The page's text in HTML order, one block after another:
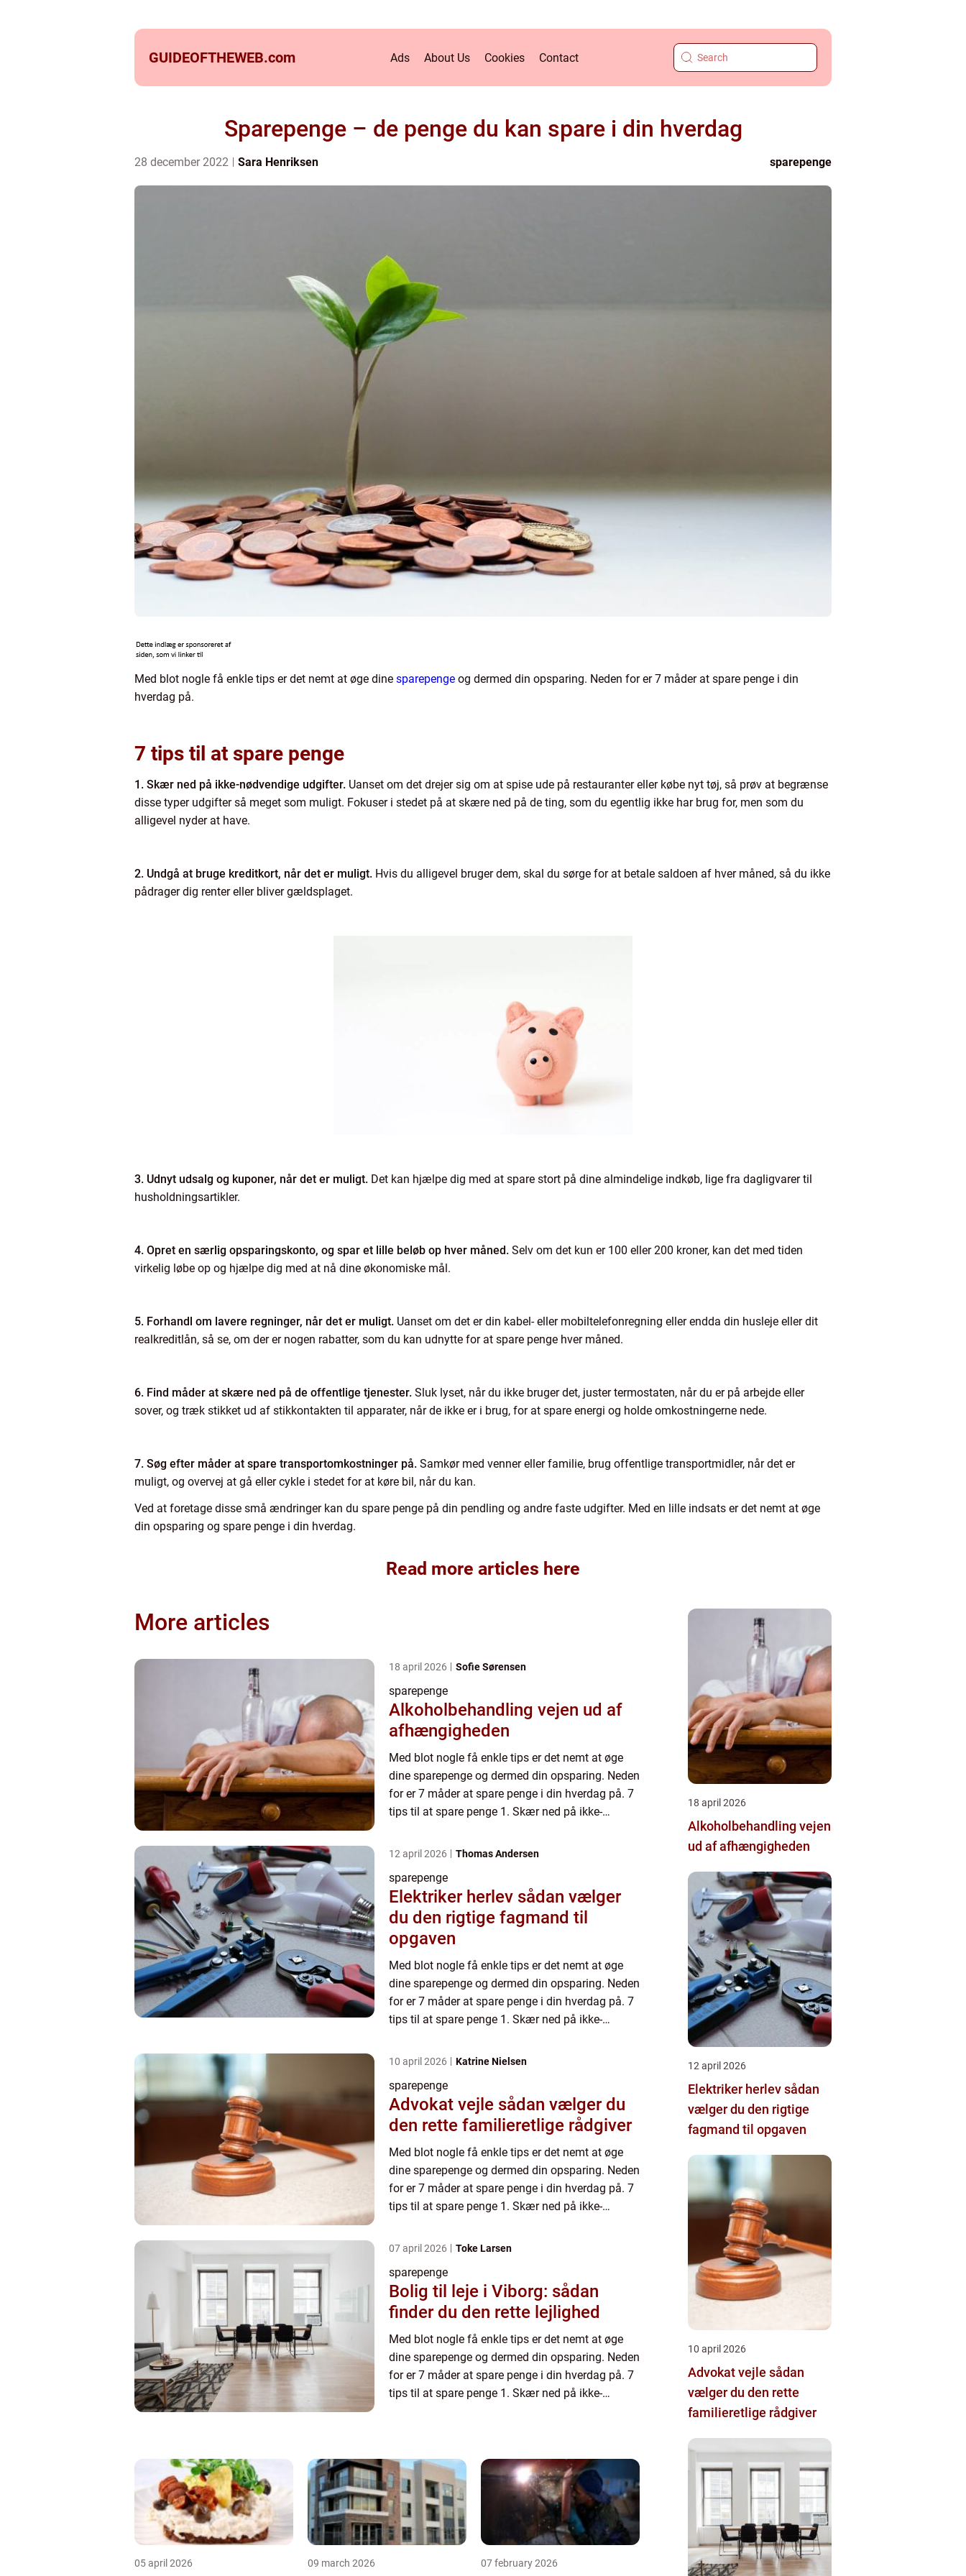
GUIDEOFTHEWEB.com Ads About Us Cookies Contact
Sparepenge – de penge du kan spare i din hverdag
28 december 2022 Sara Henriksen sparepenge
Med blot nogle få enkle tips er det nemt at øge dine sparepenge og dermed din opsparing. Neden for er 7 måder at spare penge i din
hverdag på.
7 tips til at spare penge
1. Skær ned på ikke-nødvendige udgifter. Uanset om det drejer sig om at spise ude på restauranter eller købe nyt tøj, så prøv at begrænse
disse typer udgifter så meget som muligt. Fokuser i stedet på at skære ned på de ting, som du egentlig ikke har brug for, men som du
alligevel nyder at have.
2. Undgå at bruge kreditkort, når det er muligt. Hvis du alligevel bruger dem, skal du sørge for at betale saldoen af hver måned, så du ikke
pådrager dig renter eller bliver gældsplaget.
3. Udnyt udsalg og kuponer, når det er muligt. Det kan hjælpe dig med at spare stort på dine almindelige indkøb, lige fra dagligvarer til
husholdningsartikler.
4. Opret en særlig opsparingskonto, og spar et lille beløb op hver måned. Selv om det kun er 100 eller 200 kroner, kan det med tiden
virkelig løbe op og hjælpe dig med at nå dine økonomiske mål.
5. Forhandl om lavere regninger, når det er muligt. Uanset om det er din kabel- eller mobiltelefonregning eller endda din husleje eller dit
realkreditlån, så se, om der er nogen rabatter, som du kan udnytte for at spare penge hver måned.
6. Find måder at skære ned på de offentlige tjenester. Sluk lyset, når du ikke bruger det, juster termostaten, når du er på arbejde eller
sover, og træk stikket ud af stikkontakten til apparater, når de ikke er i brug, for at spare energi og holde omkostningerne nede.
7. Søg efter måder at spare transportomkostninger på. Samkør med venner eller familie, brug offentlige transportmidler, når det er
muligt, og overvej at gå eller cykle i stedet for at køre bil, når du kan.
Ved at foretage disse små ændringer kan du spare penge på din pendling og andre faste udgifter. Med en lille indsats er det nemt at øge
din opsparing og spare penge i din hverdag.
Read more articles here
More articles
18 april 2026 Sofie Sørensen
sparepenge
Alkoholbehandling vejen ud af
afhængigheden
Med blot nogle få enkle tips er det nemt at øge
dine sparepenge og dermed din opsparing. Neden
for er 7 måder at spare penge i din hverdag på. 7
tips til at spare penge 1. Skær ned på ikke-
12 april 2026 Thomas Andersen
sparepenge
Elektriker herlev sådan vælger
du den rigtige fagmand til
opgaven
Med blot nogle få enkle tips er det nemt at øge
dine sparepenge og dermed din opsparing. Neden
for er 7 måder at spare penge i din hverdag på. 7
tips til at spare penge 1. Skær ned på ikke-
10 april 2026 Katrine Nielsen
sparepenge
Advokat vejle sådan vælger du
den rette familieretlige rådgiver
Med blot nogle få enkle tips er det nemt at øge
dine sparepenge og dermed din opsparing. Neden
for er 7 måder at spare penge i din hverdag på. 7
tips til at spare penge 1. Skær ned på ikke-
07 april 2026 Toke Larsen
sparepenge
Bolig til leje i Viborg: sådan
finder du den rette lejlighed
Med blot nogle få enkle tips er det nemt at øge
dine sparepenge og dermed din opsparing. Neden
for er 7 måder at spare penge i din hverdag på. 7
tips til at spare penge 1. Skær ned på ikke-
05 april 2026 09 march 2026 07 february 2026
18 april 2026
Alkoholbehandling vejen
ud af afhængigheden
12 april 2026
Elektriker herlev sådan
vælger du den rigtige
fagmand til opgaven
10 april 2026
Advokat vejle sådan
vælger du den rette
familieretlige rådgiver